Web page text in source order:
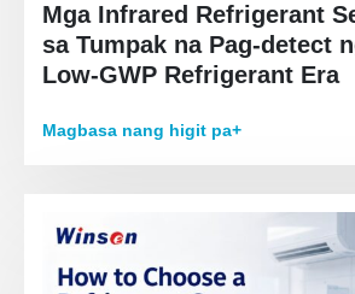
Mga Infrared Refrigerant
sa Tumpak na Pag-detect
Low-GWP Refrigerant Era
Magbasa nang higit pa+